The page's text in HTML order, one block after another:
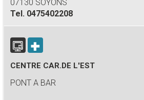
07130 SOYONS
Tel. 0475402208
CENTRE CAR.DE L'EST
PONT A BAR